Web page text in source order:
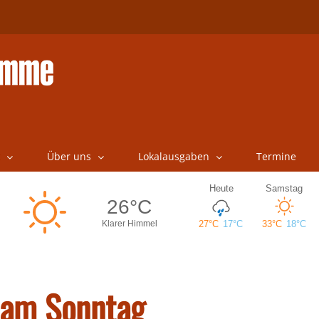
Über uns Lokalausgaben Termine
Sonntag